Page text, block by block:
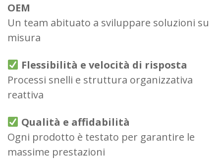
OEM
Un team abituato a sviluppare soluzioni su
misura
Flessibilità e velocità di risposta
Processi snelli e struttura organizzativa
reattiva
Qualità e affidabilità
Ogni prodotto è testato per garantire le
massime prestazioni